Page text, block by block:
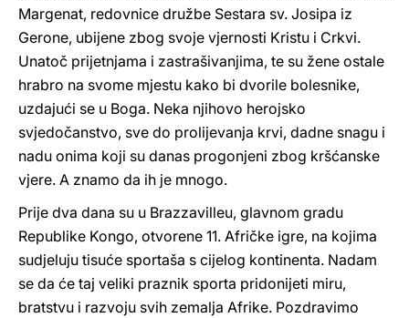
Margenat, redovnice družbe Sestara sv. Josipa iz
Gerone, ubijene zbog svoje vjernosti Kristu i Crkvi.
Unatoč prijetnjama i zastrašivanjima, te su žene ostale
hrabro na svome mjestu kako bi dvorile bolesnike,
uzdajući se u Boga. Neka njihovo herojsko
svjedočanstvo, sve do prolijevanja krvi, dadne snagu i
nadu onima koji su danas progonjeni zbog kršćanske
vjere. A znamo da ih je mnogo.
Prije dva dana su u Brazzavilleu, glavnom gradu
Republike Kongo, otvorene 11. Afričke igre, na kojima
sudjeluju tisuće sportaša s cijelog kontinenta. Nadam
se da će taj veliki praznik sporta pridonijeti miru,
bratstvu i razvoju svih zemalja Afrike. Pozdravimo